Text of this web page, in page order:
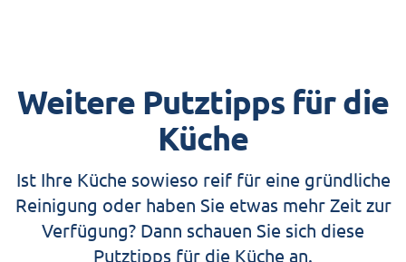
Weitere Putztipps für die
Küche
Ist Ihre Küche sowieso reif für eine gründliche
Reinigung oder haben Sie etwas mehr Zeit zur
Verfügung? Dann schauen Sie sich diese
Putztipps für die Küche an.